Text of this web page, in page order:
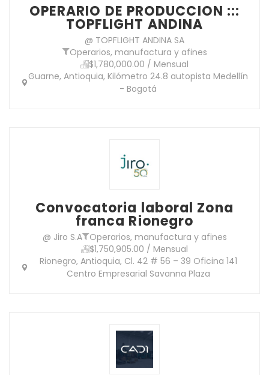
OPERARIO DE PRODUCCION :::
TOPFLIGHT ANDINA
@ TOPFLIGHT ANDINA SA
Operarios, manufactura y afines
$1,780,000.00 / Mensual
Guarne, Antioquia, Kilómetro 24.8 autopista Medellín
- Bogotá
Convocatoria laboral Zona
franca Rionegro
@ Jiro S.A Operarios, manufactura y afines
$1,750,905.00 / Mensual
Rionegro, Antioquia, Cl. 42 # 56 – 39 Oficina 141
Centro Empresarial Savanna Plaza